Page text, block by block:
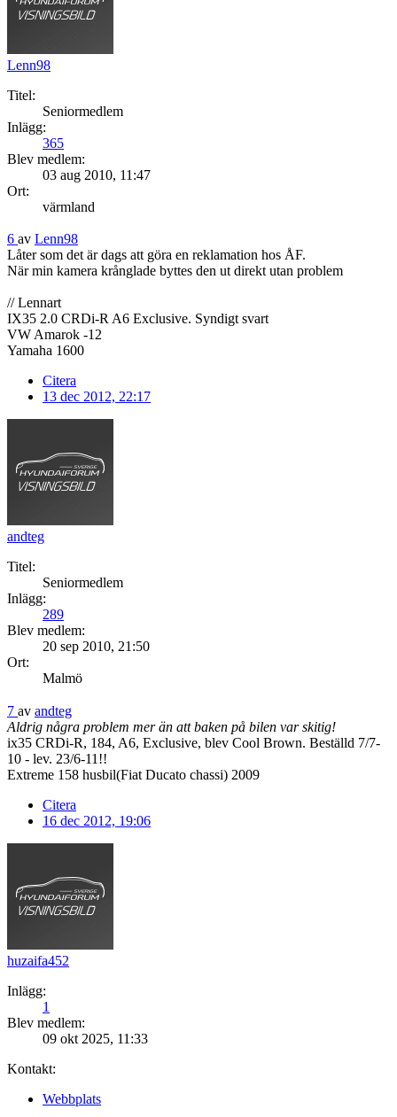
Lenn98
Titel:
Seniormedlem
Inlägg:
365
Blev medlem:
03 aug 2010, 11:47
Ort:
värmland
6 av Lenn98
Låter som det är dags att göra en reklamation hos ÅF.
När min kamera krånglade byttes den ut direkt utan problem
// Lennart
IX35 2.0 CRDi-R A6 Exclusive. Syndigt svart
VW Amarok -12
Yamaha 1600
Citera
13 dec 2012, 22:17
andteg
Titel:
Seniormedlem
Inlägg:
289
Blev medlem:
20 sep 2010, 21:50
Ort:
Malmö
7 av andteg
Aldrig några problem mer än att baken på bilen var skitig!
ix35 CRDi-R, 184, A6, Exclusive, blev Cool Brown. Beställd 7/7-
10 - lev. 23/6-11!!
Extreme 158 husbil(Fiat Ducato chassi) 2009
Citera
16 dec 2012, 19:06
huzaifa452
Inlägg:
1
Blev medlem:
09 okt 2025, 11:33
Kontakt:
Webbplats